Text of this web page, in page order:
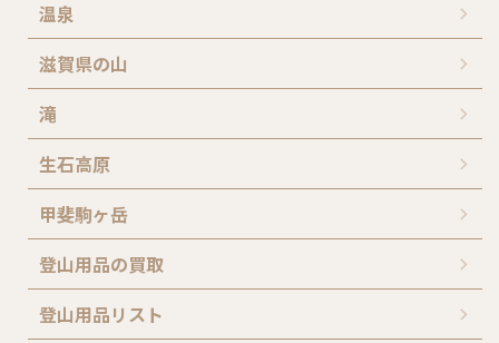
温泉
滋賀県の山
滝
生石高原
甲斐駒ヶ岳
登山用品の買取
登山用品リスト